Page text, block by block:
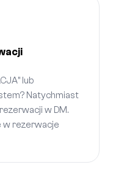
lub
Natychmiast
w DM.
w rezerwacje